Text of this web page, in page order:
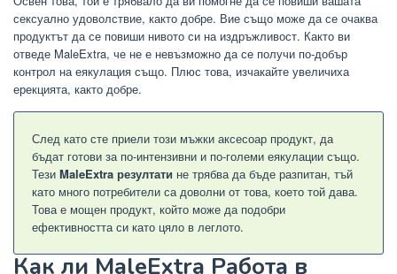
сексуално удоволствие, както добре. Вие също може да се очаква
продуктът да се повиши нивото си на издръжливост. Както ви
отведе MaleExtra, че не е невъзможно да се получи по-добър
контрол на еякулация също. Плюс това, изчакайте увеличиха
ерекцията, както добре.
След като сте приели този мъжки аксесоар продукт, да
бъдат готови за по-интензивни и по-големи еякулации също.
Тези MaleExtra резултати не трябва да бъде разпитан, тъй
като много потребители са доволни от това, което той дава.
Това е мощен продукт, който може да подобри
ефективността си като цяло в леглото.
Как ли MaleExtra Работа в